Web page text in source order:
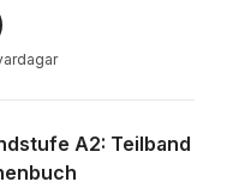
A2: Teilband